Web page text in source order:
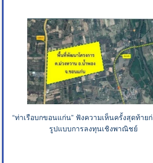
“ท่าเรือบกขอนแก่น” ฟังความเห็นครั้งสุดท้าย
รูปแบบการลงทุนเชิงพาณิชย์